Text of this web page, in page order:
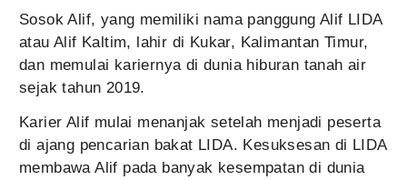
Sosok Alif, yang memiliki nama panggung Alif LIDA
atau Alif Kaltim, lahir di Kukar, Kalimantan Timur,
dan memulai kariernya di dunia hiburan tanah air
sejak tahun 2019.
Karier Alif mulai menanjak setelah menjadi peserta
di ajang pencarian bakat LIDA. Kesuksesan di LIDA
membawa Alif pada banyak kesempatan di dunia